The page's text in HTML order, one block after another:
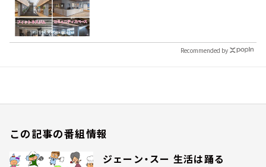
Recommended by
この記事の番組情報
ジェーン・スー 生活は踊る